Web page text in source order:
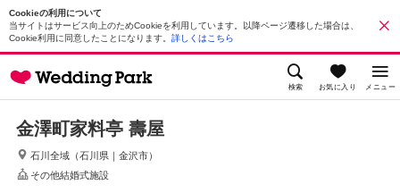
Cookieの利用について
当サイトはサービス向上のためCookieを利用しています。以降ページ遷移した場合は、
Cookie利用に同意したことになります。 詳しくはこちら
検索 お気に入り メニュー
金澤町家料亭 壽屋
石川全域 （石川県 ｜ 金沢市）
その他結婚式施設